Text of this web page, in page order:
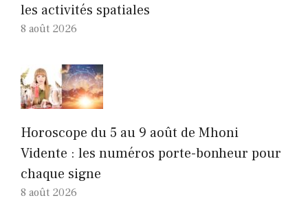
les activités spatiales
8 août 2026
Horoscope du 5 au 9 août de Mhoni
Vidente : les numéros porte-bonheur pour
chaque signe
8 août 2026